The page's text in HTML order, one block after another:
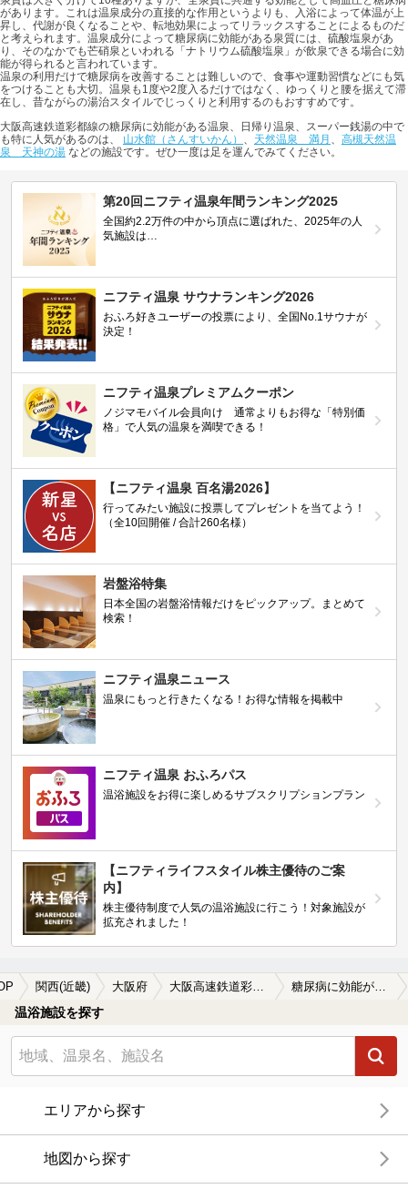
があります。これは温泉成分の直接的な作用というよりも、入浴によって体温が上
昇し、代謝が良くなることや、転地効果によってリラックスすることによるものだ
と考えられます。温泉成分によって糖尿病に効能がある泉質には、硫酸塩泉があ
り、そのなかでも芒硝泉といわれる「ナトリウム硫酸塩泉」が飲泉できる場合に効
能が得られると言われています。
温泉の利用だけで糖尿病を改善することは難しいので、食事や運動習慣などにも気
をつけることも大切。温泉も1度や2度入るだけではなく、ゆっくりと腰を据えて滞
在し、昔ながらの湯治スタイルでじっくりと利用するのもおすすめです。
大阪高速鉄道彩都線の糖尿病に効能がある温泉、日帰り温泉、スーパー銭湯の中で
も特に人気があるのは、 山水館（さんすいかん） 天然温泉 満月
高槻天然温
泉 天神の湯 などの施設です。ぜひ一度は足を運んでみてください。
第20回ニフティ温泉年間ランキング2025
全国約2.2万件の中から頂点に選ばれた、2025年の人
気施設は…
ニフティ温泉 サウナランキング2026
おふろ好きユーザーの投票により、全国No.1サウナが
決定！
ニフティ温泉プレミアムクーポン
ノジマモバイル会員向け 通常よりもお得な「特別価
格」で人気の温泉を満喫できる！
【ニフティ温泉 百名湯2026】
行ってみたい施設に投票してプレゼントを当てよう！
（全10回開催 / 合計260名様）
岩盤浴特集
日本全国の岩盤浴情報だけをピックアップ。まとめて
検索！
ニフティ温泉ニュース
温泉にもっと行きたくなる！お得な情報を掲載中
ニフティ温泉 おふろパス
温浴施設をお得に楽しめるサブスクリプションプラン
【ニフティライフスタイル株主優待のご案
内】
株主優待制度で人気の温浴施設に行こう！対象施設が
拡充されました！
関西(近畿) 大阪府
温浴施設を探す
エリアから探す
地図から探す